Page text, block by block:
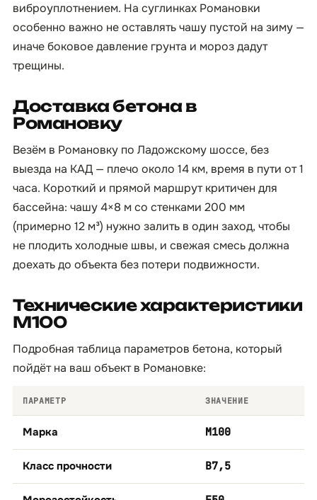
виброуплотнением. На суглинках Романовки
особенно важно не оставлять чашу пустой на зиму —
иначе боковое давление грунта и мороз дадут
трещины.
Доставка бетона в
Романовку
Везём в Романовку по Ладожскому шоссе, без
выезда на КАД — плечо около 14 км, время в пути от 1
часа. Короткий и прямой маршрут критичен для
бассейна: чашу 4×8 м со стенками 200 мм
(примерно 12 м³) нужно залить в один заход, чтобы
не плодить холодные швы, и свежая смесь должна
доехать до объекта без потери подвижности.
Технические характеристики
М100
Подробная таблица параметров бетона, который
пойдёт на ваш объект в Романовке:
ПАРАМЕТР ЗНАЧЕНИЕ
Марка М100
Класс прочности B7,5